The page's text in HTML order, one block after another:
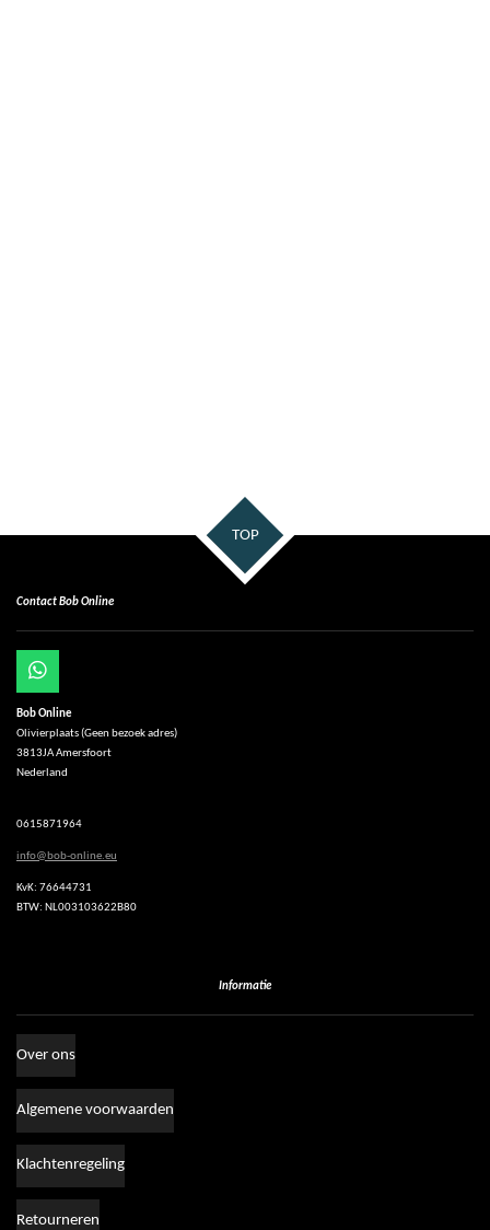
TOP
Contact Bob Online
W
h
a
t
s
A
p
Bob Online
Olivierplaats (Geen bezoek adres)
3813JA Amersfoort
Nederland
0615871964
info@bob-online.eu
KvK: 76644731
BTW: NL003103622B80
Informatie
Over ons
Algemene voorwaarden
Klachtenregeling
Retourneren